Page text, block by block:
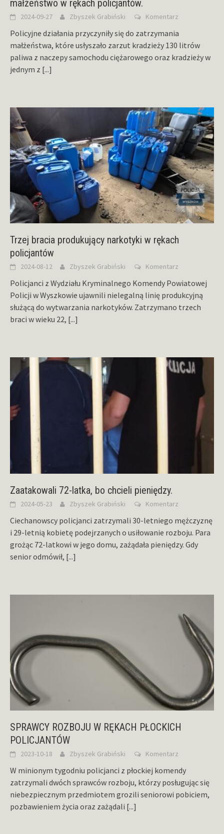
małżeństwo w rękach policjantów.
2024-09-27 Zbyszek Grabiński Komentarz
Policyjne działania przyczyniły się do zatrzymania
małżeństwa, które usłyszało zarzut kradzieży 130 litrów
paliwa z naczepy samochodu ciężarowego oraz kradzieży w
jednym z [...]
Trzej bracia produkujący narkotyki w rękach
policjantów
2024-08-12 Zbyszek Grabiński Komentarz
Policjanci z Wydziału Kryminalnego Komendy Powiatowej
Policji w Wyszkowie ujawnili nielegalną linię produkcyjną
służącą do wytwarzania narkotyków. Zatrzymano trzech
braci w wieku 22, [...]
Zaatakowali 72-latka, bo chcieli pieniędzy.
2024-05-23 Zbyszek Grabiński Komentarz
Ciechanowscy policjanci zatrzymali 30-letniego mężczyznę
i 29-letnią kobietę podejrzanych o usiłowanie rozboju. Para
grożąc 72-latkowi w jego domu, zażądała pieniędzy. Gdy
senior odmówił, [...]
SPRAWCY ROZBOJU W RĘKACH PŁOCKICH
POLICJANTÓW
2023-10-18 Zbyszek Grabiński Komentarz
W minionym tygodniu policjanci z płockiej komendy
zatrzymali dwóch sprawców rozboju, którzy posługując się
niebezpiecznym przedmiotem grozili seniorowi pobiciem,
pozbawieniem życia oraz zażądali [...]